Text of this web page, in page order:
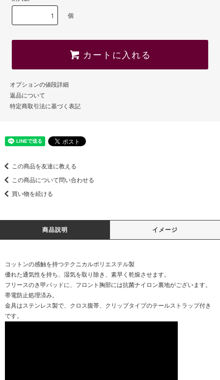
個
カートに入れる
オプションの値段詳細
返品について
特定商取引法に基づく表記
この商品を友達に教える
この商品について問い合わせる
買い物を続ける
商品説明 イメージ
コットンの感触を持つテクニカルポリエステル製
優れた通気性を持ち、湿気を取り除き、素早く乾燥させます。
フリースのき甲パッドに、フロント胸部には抗菌ナイロン裏地がございます。
帯電防止処理済み。
金具はステンレス製で、クロス腹帯、クリップタイプのテールストラップ付き
です。